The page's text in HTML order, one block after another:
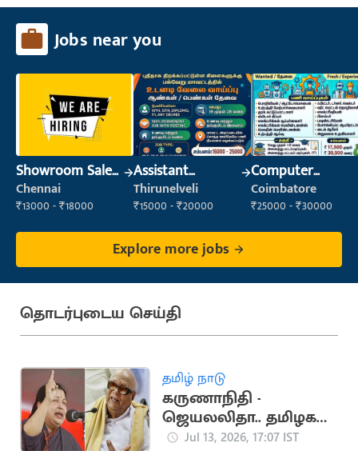
Jobs near you
Showroom Sales
Executive (Retail
Sales)
Chennai
₹13000 - ₹18000
Assistant
Manager
Thirunelveli
₹15000 - ₹20000
Computer
Operator
Coimbatore
₹25000 - ₹30000
Explore more jobs
தொடர்புடைய செய்தி
தமிழ் நாடு
கருணாநிதி -
ஜெயலலிதா.. தமிழக
அரசியலை உலுக்கிய
Jul 13, 2026, 17:07 IST